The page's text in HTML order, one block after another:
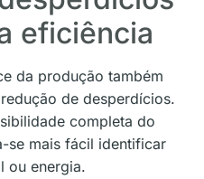
eficiência
da produção também
de desperdícios.
completa do
se mais fácil identificar
ou energia.